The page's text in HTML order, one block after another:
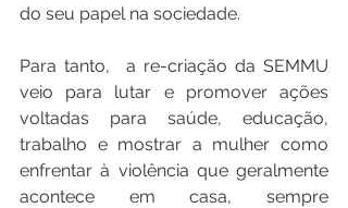
do seu papel na sociedade.
Para tanto,  a re-criação da SEMMU
veio para lutar e promover ações
voltadas para saúde, educação,
trabalho e mostrar a mulher como
enfrentar à violência que geralmente
acontece em casa, sempre